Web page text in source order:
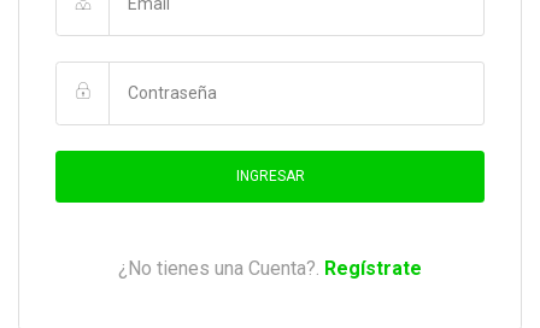
INGRESAR
¿No tienes una Cuenta?. Regístrate